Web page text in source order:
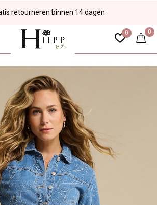
0 0
retourneren binnen 14 dagen